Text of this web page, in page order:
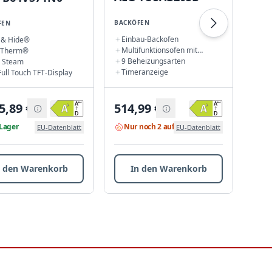
Hide®
Steam
Touch TFT-Display
€
EU-Datenblatt
den Warenkorb
BACKÖFEN
Einbau-Backofen
Multifunktionsofen mit
Ringheizkörper
9 Beheizungsarten
Timeranzeige
514,99€
Nur noch 2 auf LagerEU-Datenblatt
In den Warenkorb